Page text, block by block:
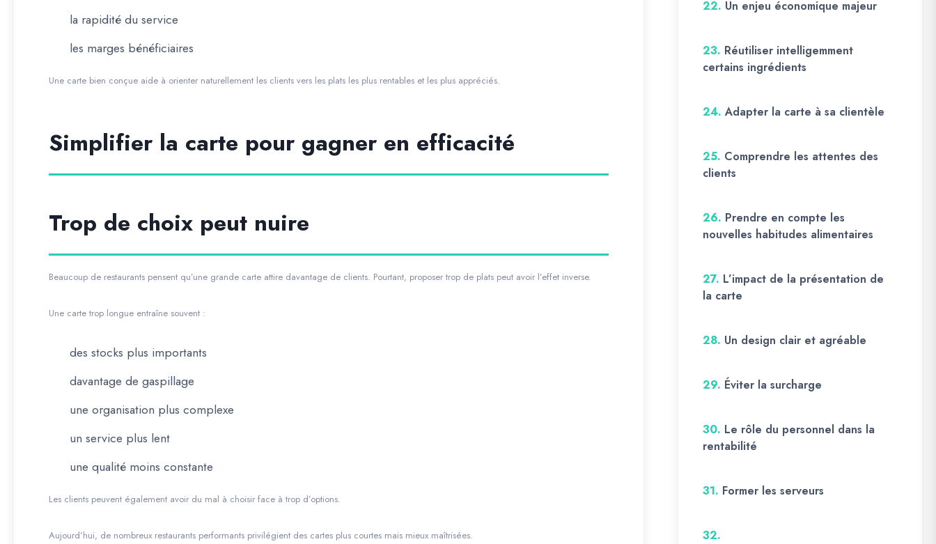
la rapidité du service
les marges bénéficiaires
Une carte bien conçue aide à orienter naturellement les clients vers les plats les plus rentables et les plus appréciés.
Simplifier la carte pour gagner en efficacité
Trop de choix peut nuire
Beaucoup de restaurants pensent qu’une grande carte attire davantage de clients. Pourtant, proposer trop de plats peut avoir l’effet inverse.
Une carte trop longue entraîne souvent :
des stocks plus importants
davantage de gaspillage
une organisation plus complexe
un service plus lent
une qualité moins constante
Les clients peuvent également avoir du mal à choisir face à trop d’options.
Aujourd’hui, de nombreux restaurants performants privilégient des cartes plus courtes mais mieux maîtrisées.
22. Un enjeu économique majeur
23. Réutiliser intelligemment
certains ingrédients
24. Adapter la carte à sa clientèle
25. Comprendre les attentes des
clients
26. Prendre en compte les
nouvelles habitudes alimentaires
27. L’impact de la présentation de
la carte
28. Un design clair et agréable
29. Éviter la surcharge
30. Le rôle du personnel dans la
rentabilité
31. Former les serveurs
32.